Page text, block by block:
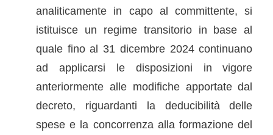
analiticamente in capo al committente, si
istituisce un regime transitorio in base al
quale fino al 31 dicembre 2024 continuano
ad applicarsi le disposizioni in vigore
anteriormente alle modifiche apportate dal
decreto, riguardanti la deducibilità delle
spese e la concorrenza alla formazione del